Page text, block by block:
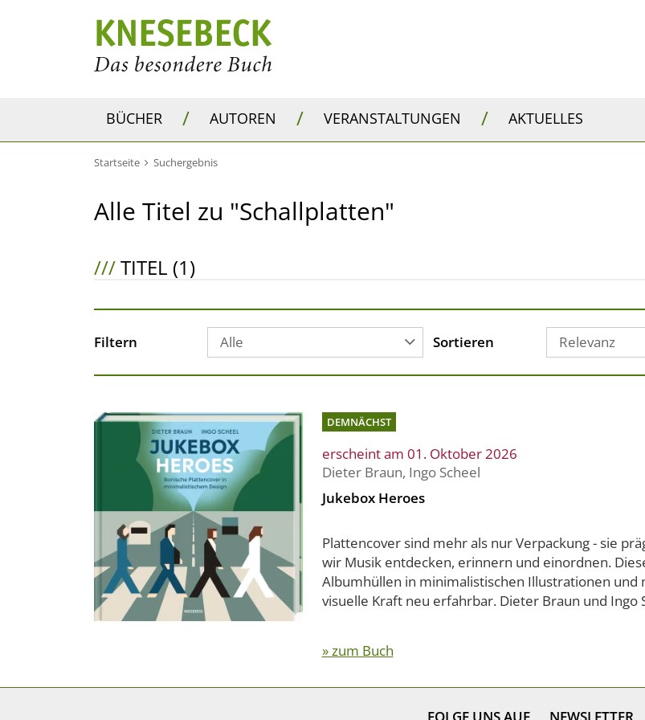
BÜCHER / AUTOREN / VERANSTALTUNGEN / AKTUELLES
Startseite Suchergebnis
Alle Titel zu "Schallplatten"
///TITEL (1)
Filtern Alle Sortieren Relevanz
DEMNÄCHST
erscheint am 01. Oktober 2026
Dieter Braun, Ingo Scheel
Jukebox Heroes
Plattencover sind mehr als nur Verpackung - sie
wir Musik entdecken, erinnern und einordnen.
Albumhüllen in minimalistischen Illustrationen und
visuelle Kraft neu erfahrbar. Dieter Braun und Ingo
» zum Buch